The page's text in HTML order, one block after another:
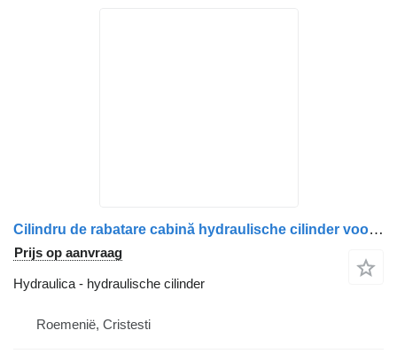
Cilindru de rabatare cabină hydraulische cilinder voor Renault 5010228865/5010316793 vrachtwagen
Prijs op aanvraag
Hydraulica - hydraulische cilinder
Roemenië, Cristesti